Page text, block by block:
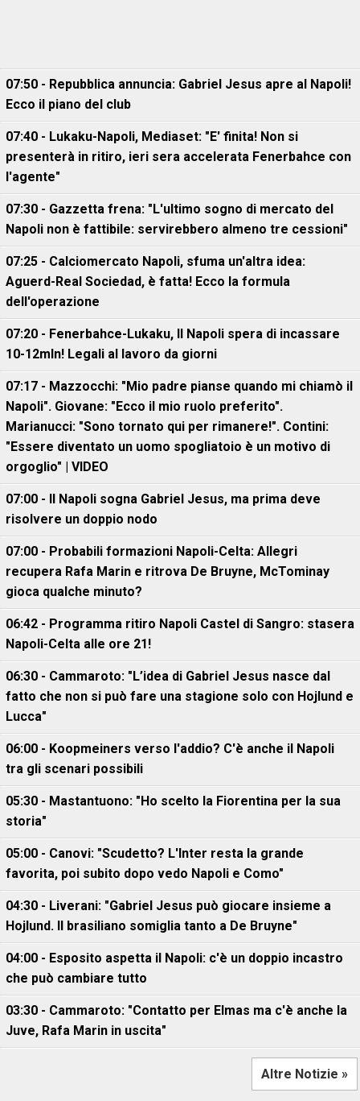
07:50 - Repubblica annuncia: Gabriel Jesus apre al Napoli!
Ecco il piano del club
07:40 - Lukaku-Napoli, Mediaset: "E' finita! Non si
presenterà in ritiro, ieri sera accelerata Fenerbahce con
l'agente"
07:30 - Gazzetta frena: "L'ultimo sogno di mercato del
Napoli non è fattibile: servirebbero almeno tre cessioni"
07:25 - Calciomercato Napoli, sfuma un'altra idea:
Aguerd-Real Sociedad, è fatta! Ecco la formula
dell'operazione
07:20 - Fenerbahce-Lukaku, ll Napoli spera di incassare
10-12mln! Legali al lavoro da giorni
07:17 - Mazzocchi: "Mio padre pianse quando mi chiamò il
Napoli". Giovane: "Ecco il mio ruolo preferito".
Marianucci: "Sono tornato qui per rimanere!". Contini:
"Essere diventato un uomo spogliatoio è un motivo di
orgoglio" | VIDEO
07:00 - Il Napoli sogna Gabriel Jesus, ma prima deve
risolvere un doppio nodo
07:00 - Probabili formazioni Napoli-Celta: Allegri
recupera Rafa Marin e ritrova De Bruyne, McTominay
gioca qualche minuto?
06:42 - Programma ritiro Napoli Castel di Sangro: stasera
Napoli-Celta alle ore 21!
06:30 - Cammaroto: "L’idea di Gabriel Jesus nasce dal
fatto che non si può fare una stagione solo con Hojlund e
Lucca"
06:00 - Koopmeiners verso l'addio? C'è anche il Napoli
tra gli scenari possibili
05:30 - Mastantuono: "Ho scelto la Fiorentina per la sua
storia"
05:00 - Canovi: "Scudetto? L'Inter resta la grande
favorita, poi subito dopo vedo Napoli e Como"
04:30 - Liverani: "Gabriel Jesus può giocare insieme a
Hojlund. Il brasiliano somiglia tanto a De Bruyne"
04:00 - Esposito aspetta il Napoli: c'è un doppio incastro
che può cambiare tutto
03:30 - Cammaroto: "Contatto per Elmas ma c'è anche la
Juve, Rafa Marin in uscita"
Altre Notizie »